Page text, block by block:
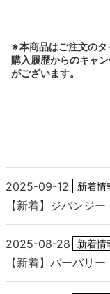
※本商品はご注文のタ
購入履歴からのキャ
がございます。
2025-09-12 新着情
【新着】ジバンジー
2025-08-28 新着情
【新着】バーバリー